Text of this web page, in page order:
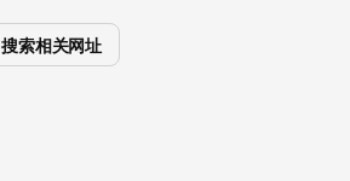
搜索相关网址